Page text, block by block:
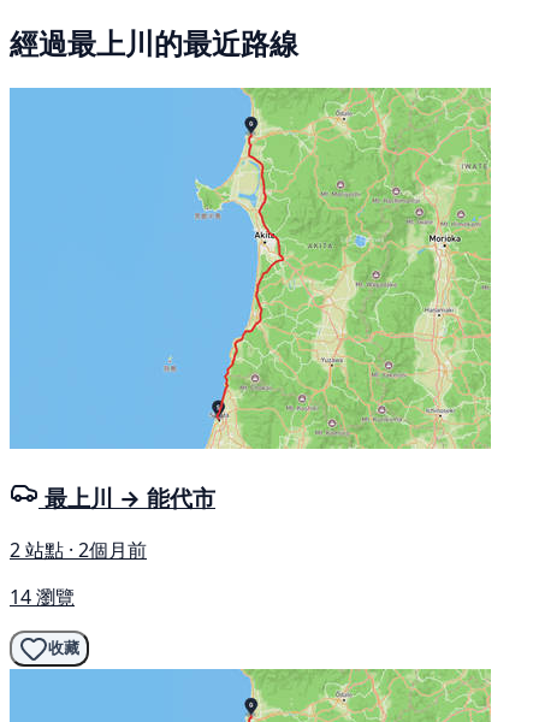
經過最上川的最近路線
最上川 → 能代市
2 站點 · 2個月前
14 瀏覽
收藏